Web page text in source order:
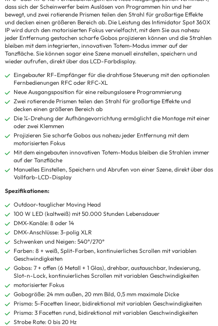
dass sich der Scheinwerfer beim Auslösen von Programmen hin und her
bewegt, und zwei rotierende Prismen teilen den Strahl für großartige Effekte
und decken einen größeren Bereich ab. Die Leistung des Intimidator Spot 360X
IP wird durch den motorisierten Fokus vervielfacht, mit dem Sie aus nahezu
jeder Entfernung gestochen scharfe Gobos projizieren können und die Strahlen
bleiben mit dem integrierten, innovativen Totem-Modus immer auf der
Tanzfläche. Sie können sogar eine Szene manuell einstellen, speichern und
wieder aufrufen, direkt über das LCD-Farbdisplay.
Eingebauter RF-Empfänger für die drahtlose Steuerung mit den optionalen
Fernbedienungen RFC oder RFC-XL
Neue Ausgangsposition für eine reibungslosere Programmierung
Zwei rotierende Prismen teilen den Strahl für großartige Effekte und
decken einen größeren Bereich ab
Die ¼-Drehung der Aufhängevorrichtung ermöglicht die Montage mit einer
oder zwei Klemmen
Projizieren Sie scharfe Gobos aus nahezu jeder Entfernung mit dem
motorisierten Fokus
Mit dem eingebauten innovativen Totem-Modus bleiben die Strahlen immer
auf der Tanzfläche
Manuelles Einstellen, Speichern und Abrufen von einer Szene, direkt über das
Vollfarb-LCD-Display
Spezifikationen:
Outdoor-tauglicher Moving Head
100 W LED (kaltweiß) mit 50.000 Stunden Lebensdauer
DMX-Kanäle: 8 oder 14
DMX-Anschlüsse: 3-polig XLR
Schwenken und Neigen: 540°/270°
Farben: 8 + weiß, Split-Farben, kontinuierliches Scrollen mit variablen
Geschwindigkeiten
Gobos: 7 + offen (6 Metall + 1 Glas), drehbar, austauschbar, Indexierung,
Slot-n-Lock, kontinuierliches Scrollen mit variablen Geschwindigkeiten
motorisierter Fokus
Gobogröße: 24 mm außen, 20 mm Bild, 0,5 mm maximale Dicke
Prisma: 5-Facetten linear, bidirektional mit variablen Geschwindigkeiten
Prisma: 3 Facetten rund, bidirektional mit variablen Geschwindigkeiten
Strobe Rate: 0 bis 20 Hz